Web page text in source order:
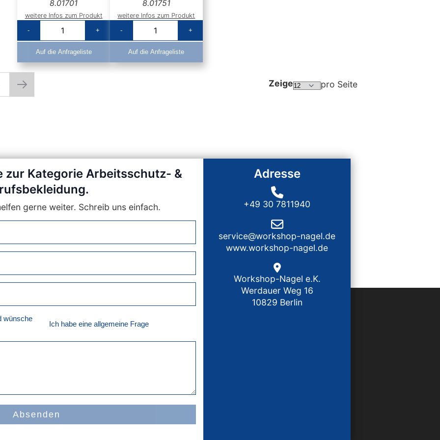
8.01701
weitere Infos zum Produkt
-
+
Auf die Anfrageliste
8.01751
weitere Infos zum Produkt
-
+
Auf die Anfrageliste
die Seite
Seite
Weiter
Zeige pro Seite
zur Kategorie Arbeitsschutz- &
gerne weiter. Schreib uns einfach.
wünsche
Ich habe eine allgemeine Frage
Absenden
Adresse
+49 30 7811940
service@workshop-nagel.de
www.workshop-nagel.de
Workshop-Nagel e.K.
Werdauer Weg 16
10829 Berlin